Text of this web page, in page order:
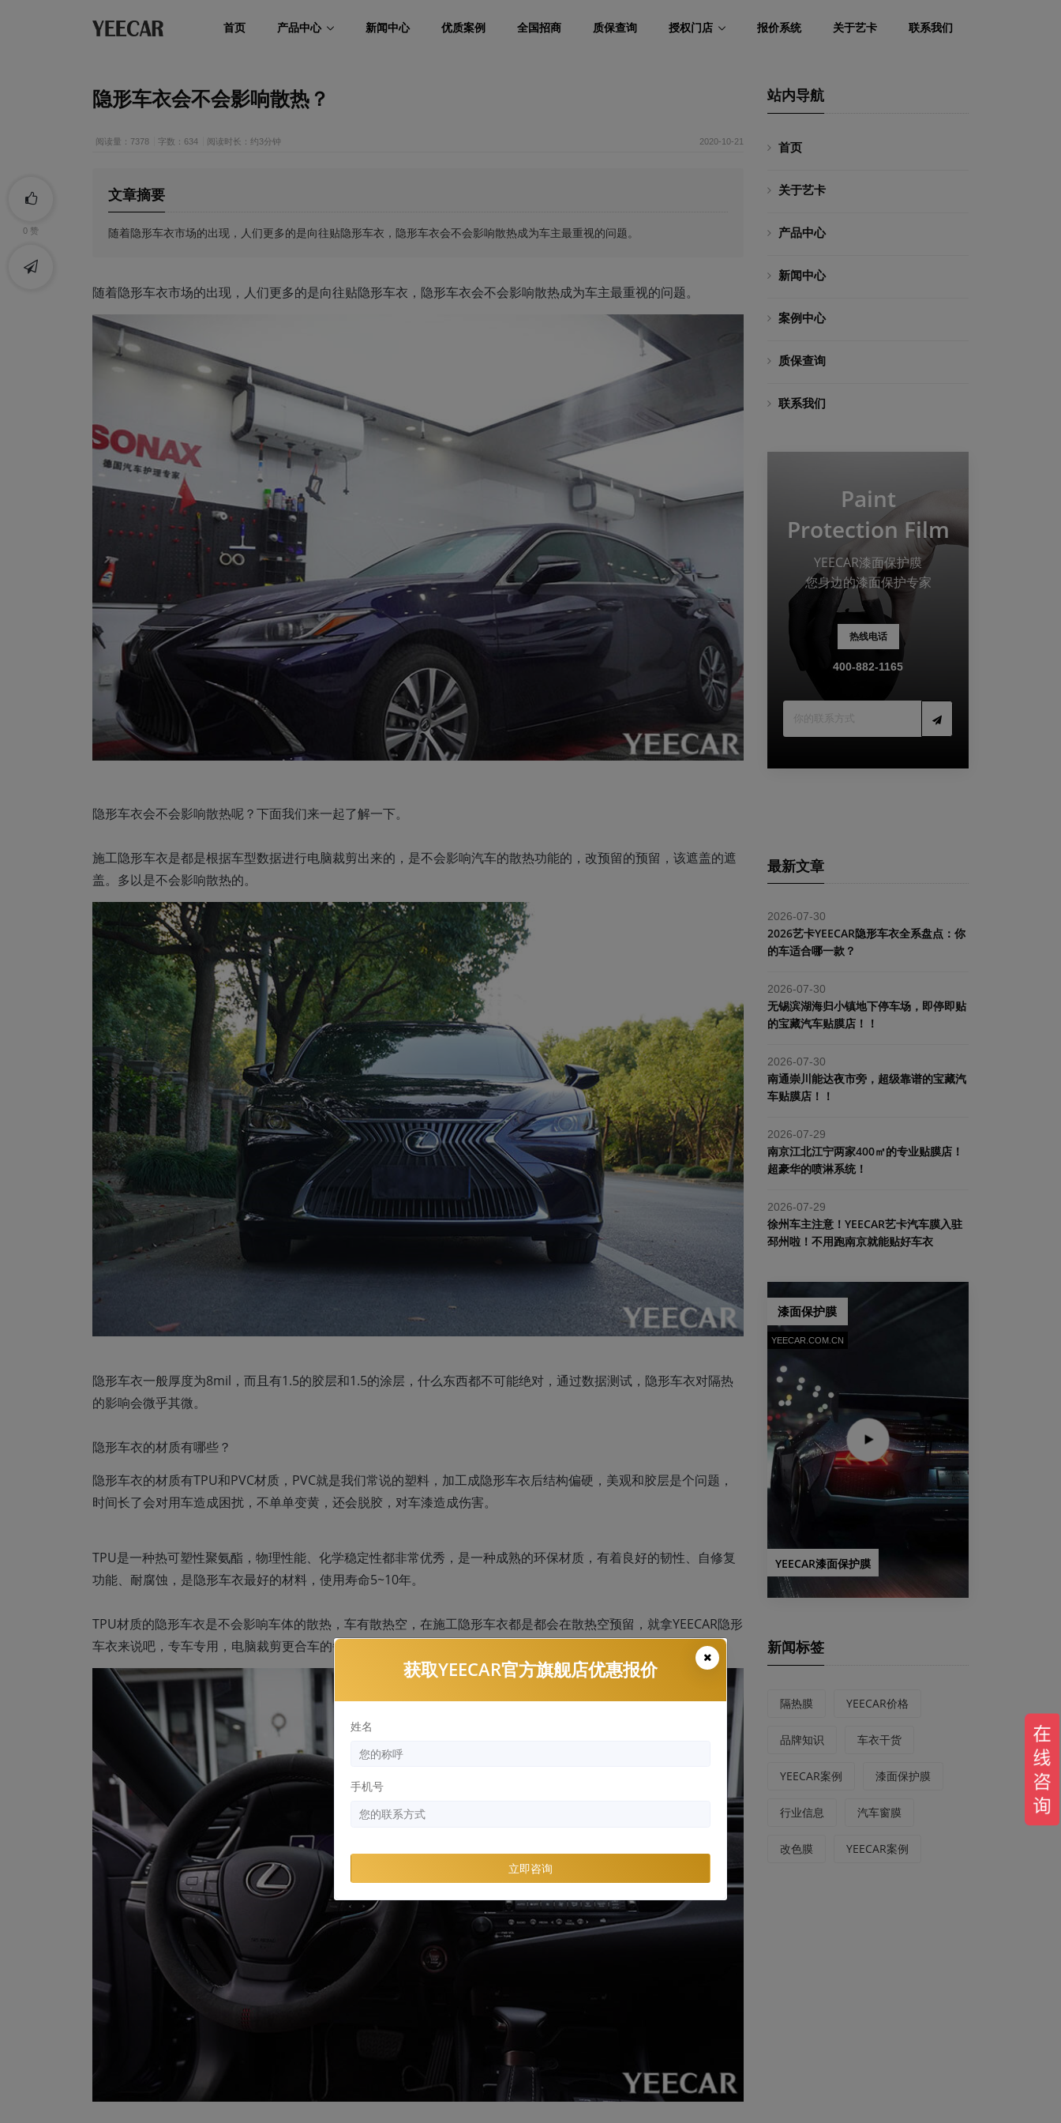
首页 产品中心 新闻中心 优质案例 全国招商 质保查询 授权门店 报价系统 关于艺卡 联系我们
隐形车衣会不会影响散热？
阅读量：7378 字数：634 阅读时长：约3分钟 2020-10-21
文章摘要
随着隐形车衣市场的出现，人们更多的是向往贴隐形车衣，隐形车衣会不会影响散热成为车主最重视的问题。
随着隐形车衣市场的出现，人们更多的是向往贴隐形车衣，隐形车衣会不会影响散热成为车主最重视的问题。
隐形车衣会不会影响散热呢？下面我们来一起了解一下。
施工隐形车衣是都是根据车型数据进行电脑裁剪出来的，是不会影响汽车的散热功能的，改预留的预留，该遮盖的遮
盖。多以是不会影响散热的。
隐形车衣一般厚度为8mil，而且有1.5的胶层和1.5的涂层，什么东西都不可能绝对，通过数据测试，隐形车衣对隔热
的影响会微乎其微。
隐形车衣的材质有哪些？
隐形车衣的材质有TPU和PVC材质，PVC就是我们常说的塑料，加工成隐形车衣后结构偏硬，美观和胶层是个问题，
时间长了会对用车造成困扰，不单单变黄，还会脱胶，对车漆造成伤害。
TPU是一种热可塑性聚氨酯，物理性能、化学稳定性都非常优秀，是一种成熟的环保材质，有着良好的韧性、自修复
功能、耐腐蚀，是隐形车衣最好的材料，使用寿命5~10年。
TPU材质的隐形车衣是不会影响车体的散热，车有散热空，在施工隐形车衣都是都会在散热空预留，就拿YEECAR隐形
车衣来说吧，专车专用，电脑裁剪更合车的每个部位，所以不会影响散热。
站内导航
首页
关于艺卡
产品中心
新闻中心
案例中心
质保查询
联系我们
Paint
Protection Film
YEECAR漆面保护膜
您身边的漆面保护专家
热线电话
400-882-1165
最新文章
2026-07-30
2026艺卡YEECAR隐形车衣全系盘点：你
的车适合哪一款？
2026-07-30
​无锡滨湖海归小镇地下停车场，即停即贴
的宝藏汽车贴膜店！！
2026-07-30
南通崇川能达夜市旁，超级靠谱的宝藏汽
车贴膜店！！
2026-07-29
南京江北江宁两家400㎡的专业贴膜店！
超豪华的喷淋系统！
2026-07-29
​徐州车主注意！YEECAR艺卡汽车膜入驻
邳州啦！不用跑南京就能贴好车衣
漆面保护膜
YEECAR.COM.CN
YEECAR漆面保护膜
新闻标签
隔热膜 YEECAR价格
品牌知识 车衣干货
YEECAR案例 漆面保护膜
行业信息 汽车窗膜
改色膜 YEECAR案例
0 赞
获取YEECAR官方旗舰店优惠报价
姓名
手机号
立即咨询